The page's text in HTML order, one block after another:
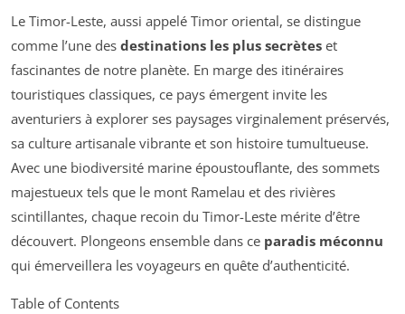
Le Timor-Leste, aussi appelé Timor oriental, se distingue
comme l’une des destinations les plus secrètes et
fascinantes de notre planète. En marge des itinéraires
touristiques classiques, ce pays émergent invite les
aventuriers à explorer ses paysages virginalement préservés,
sa culture artisanale vibrante et son histoire tumultueuse.
Avec une biodiversité marine époustouflante, des sommets
majestueux tels que le mont Ramelau et des rivières
scintillantes, chaque recoin du Timor-Leste mérite d’être
découvert. Plongeons ensemble dans ce paradis méconnu
qui émerveillera les voyageurs en quête d’authenticité.
Table of Contents